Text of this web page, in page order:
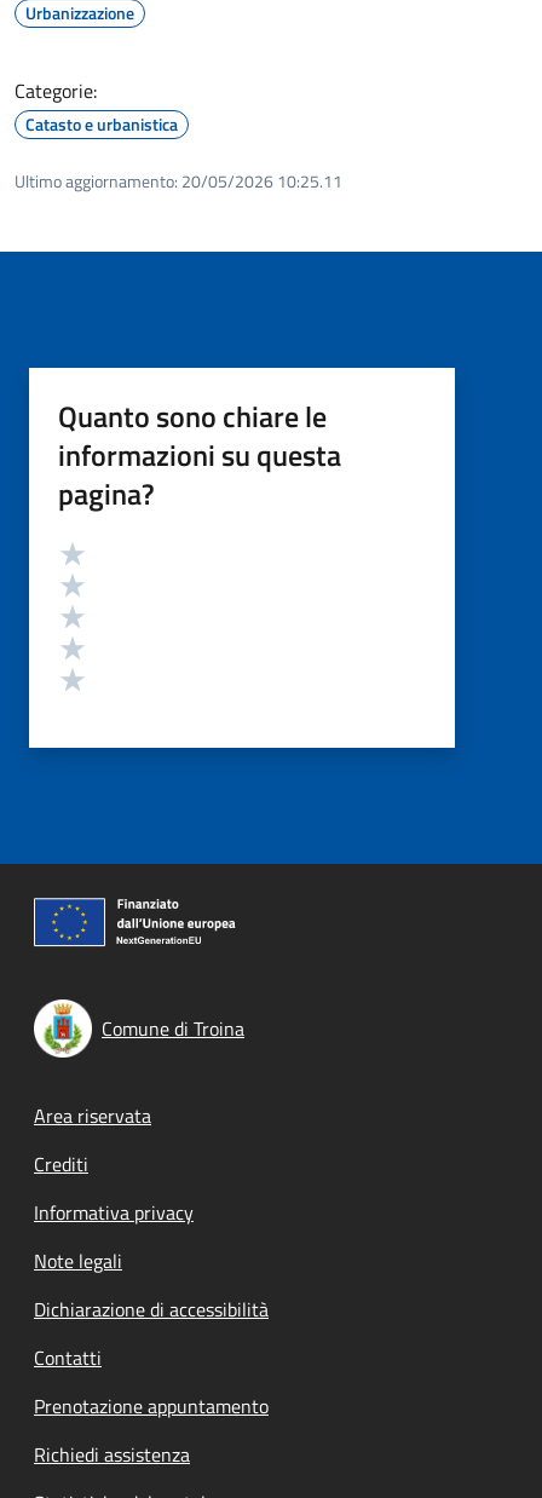
Urbanizzazione
Categorie:
Catasto e urbanistica
Ultimo aggiornamento: 20/05/2026 10:25.11
Quanto sono chiare le
informazioni su questa
pagina?
Valutazione
Comune di Troina
Footer menu
Area riservata
Crediti
Informativa privacy
Note legali
Dichiarazione di accessibilità
Contatti
Prenotazione appuntamento
Richiedi assistenza